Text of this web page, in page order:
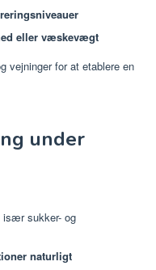
eller væskevægt
vejninger for at etablere en
under
især sukker- og
naturligt